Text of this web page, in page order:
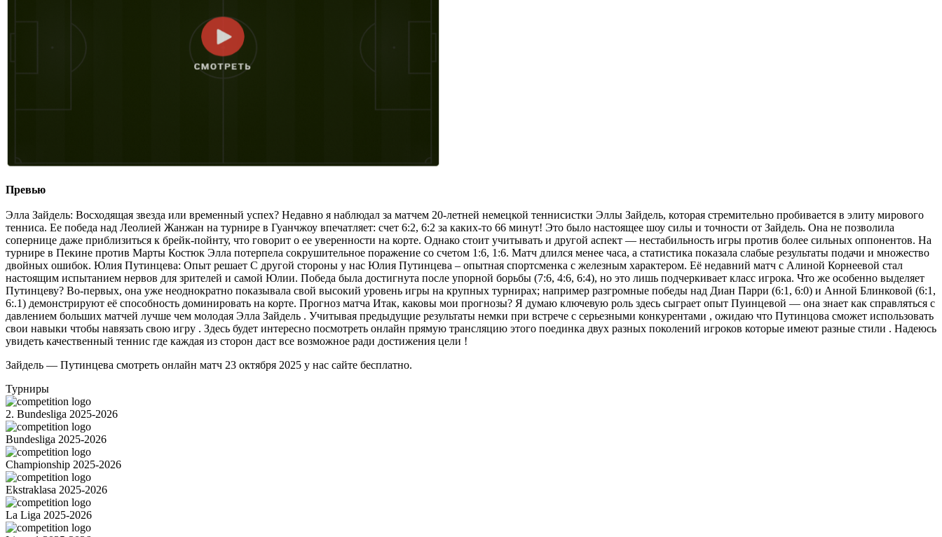
Превью
Элла Зайдель: Восходящая звезда или временный успех? Недавно я наблюдал за матчем 20-летней немецкой теннисистки Эллы Зайдель, которая стремительно пробивается в элиту мирового
тенниса. Ее победа над Леолией Жанжан на турнире в Гуанчжоу впечатляет: счет 6:2, 6:2 за каких-то 66 минут! Это было настоящее шоу силы и точности от Зайдель. Она не позволила
сопернице даже приблизиться к брейк-пойнту, что говорит о ее уверенности на корте. Однако стоит учитывать и другой аспект — нестабильность игры против более сильных оппонентов. На
турнире в Пекине против Марты Костюк Элла потерпела сокрушительное поражение со счетом 1:6, 1:6. Матч длился менее часа, а статистика показала слабые результаты подачи и множество
двойных ошибок. Юлия Путинцева: Опыт решает С другой стороны у нас Юлия Путинцева – опытная спортсменка с железным характером. Её недавний матч с Алиной Корнеевой стал
настоящим испытанием нервов для зрителей и самой Юлии. Победа была достигнута после упорной борьбы (7:6, 4:6, 6:4), но это лишь подчеркивает класс игрока. Что же особенно выделяет
Путинцеву? Во-первых, она уже неоднократно показывала свой высокий уровень игры на крупных турнирах; например разгромные победы над Диан Парри (6:1, 6:0) и Анной Блинковой (6:1,
6:.1) демонстрируют её способность доминировать на корте. Прогноз матча Итак, каковы мои прогнозы? Я думаю ключевую роль здесь сыграет опыт Пуинцевой — она знает как справляться с
давлением больших матчей лучше чем молодая Элла Зайдель . Учитывая предыдущие результаты немки при встрече c серьезными конкурентами , ожидаю что Путинцова сможет использовать
свои навыки чтобы навязать свою игру . Здесь будет интересно посмотреть онлайн прямую трансляцию этого поединка двух разных поколений игроков которые имеют разные стили . Надеюсь
увидеть качественный теннис где каждая из сторон даст все возможное ради достижения цели !
Зайдель — Путинцева cмотреть онлайн матч 23 октября 2025 у нас сайте бесплатно.
Турниры
2. Bundesliga 2025-2026
Bundesliga 2025-2026
Championship 2025-2026
Ekstraklasa 2025-2026
La Liga 2025-2026